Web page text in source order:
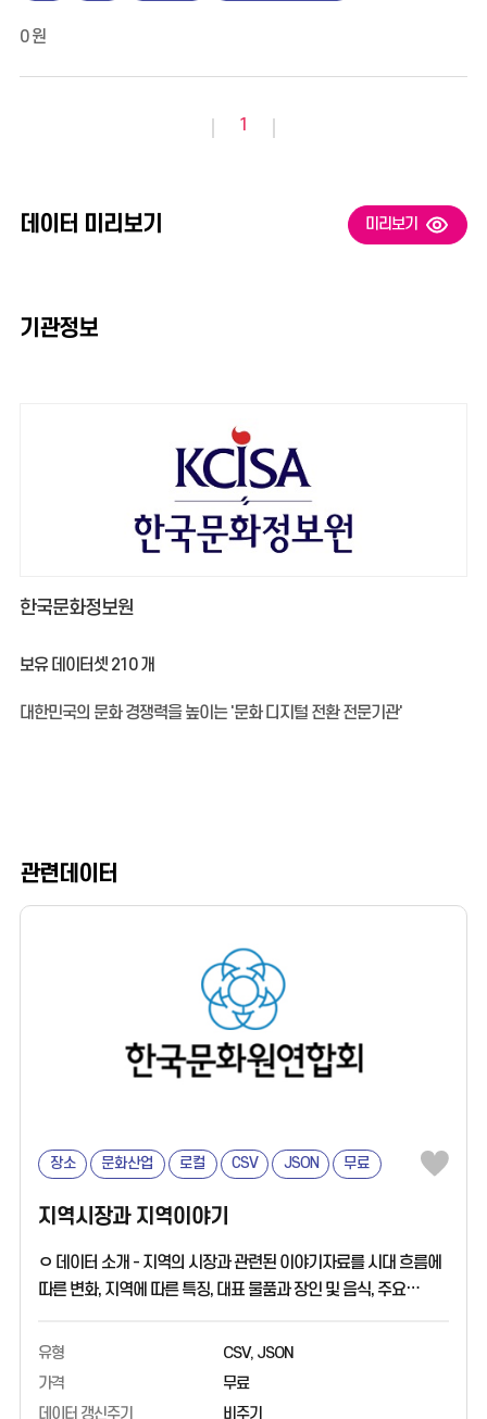
0 원
1
데이터 미리보기 미리보기
기관정보
한국문화정보원
보유 데이터셋 210개
대한민국의 문화 경쟁력을 높이는 '문화 디지털 전환 전문기관'
관련데이터
장소 문화산업 로컬 CSV JSON 무료
지역시장과 지역이야기
ㅇ 데이터 소개 - 지역의 시장과 관련된 이야기자료를 시대 흐름에
따른 변화, 지역에 따른 특징, 대표 물품과 장인 및 음식, 주요
활용 분야 - 지역시장과 연관된 스토리텔링 연구 - 지역시장을
배경으로 한 향토음식, 문학작품, 행사 연구·분석 - 키워드 분석을
유형
CSV, JSON
가격
무료
데이터 갱신주기
비주기